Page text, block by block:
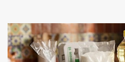
una derrama económica sin
este periodo vacacional son
que supera el 70% . Sin embargo, la